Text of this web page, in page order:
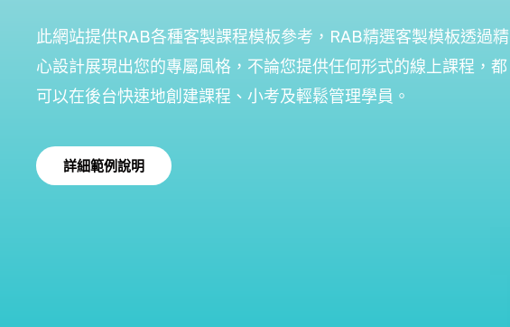
此網站提供RAB各種客製課程模板參考，RAB精選客製模板透過精
心設計展現出您的專屬風格，不論您提供任何形式的線上課程，都
可以在後台快速地創建課程、小考及輕鬆管理學員。
詳細範例說明